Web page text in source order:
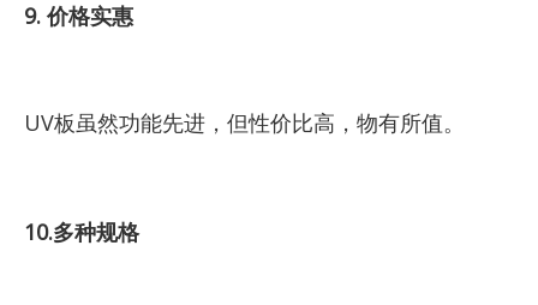
9. 价格实惠
UV板虽然功能先进，但性价比高，物有所值。
10.多种规格